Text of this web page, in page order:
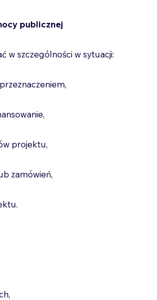
publicznej
w szczególności w sytuacji:
projektu,
zamówień,